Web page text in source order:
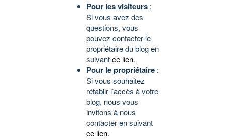
Pour les visiteurs :
Si vous avez des
questions, vous
pouvez contacter le
propriétaire du blog en
suivantce lien.
Pour le propriétaire :
Si vous souhaitez
rétablir l’accès à votre
blog, nous vous
invitons à nous
contacter en suivant
ce lien.